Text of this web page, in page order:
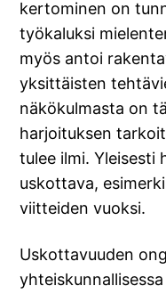
kertominen on
työkaluksi
myös antoi
yksittäisten
näkökulmasta on
harjoituksen
tulee ilmi. Yleisesti
uskottava,
viitteiden vuoksi.
Uskottavuuden